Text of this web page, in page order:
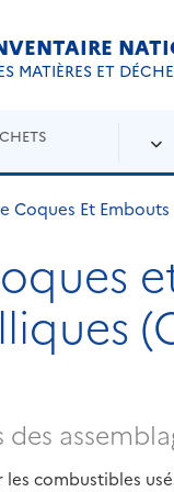
MATIÈRES ET
Coques Et
des
combustibles